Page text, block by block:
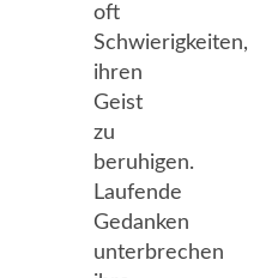
oft
Schwierigkeiten,
ihren
Geist
zu
beruhigen.
Laufende
Gedanken
unterbrechen